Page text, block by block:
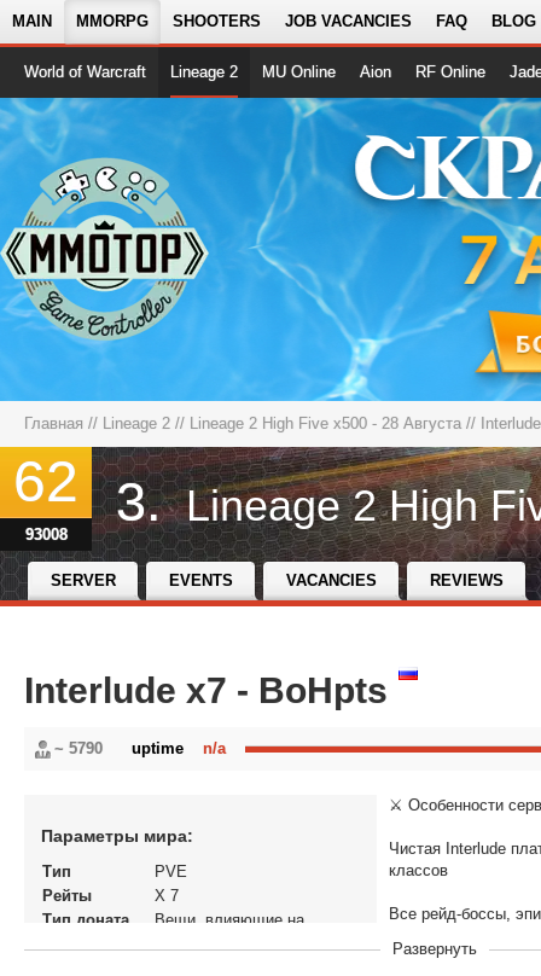
MAIN MMORPG SHOOTERS JOB VACANCIES FAQ BLOG
World of Warcraft Lineage 2 MU Online Aion RF Online
Главная // Lineage 2 // Lineage 2 High Five x500 - 28 Августа //
62
93008
3.
SERVER EVENTS VACANCIES REVIEWS
Interlude x7 - BoHpts
~ 5790 n/a
uptime
Параметры мира:
Тип
PVE
Рейты
X 7
Тип доната
Вещи, влияющие на
⚔️ Особенности
Чистая Interlude
классов
Все рейд-боссы,
Рабочие Seven
Развернуть